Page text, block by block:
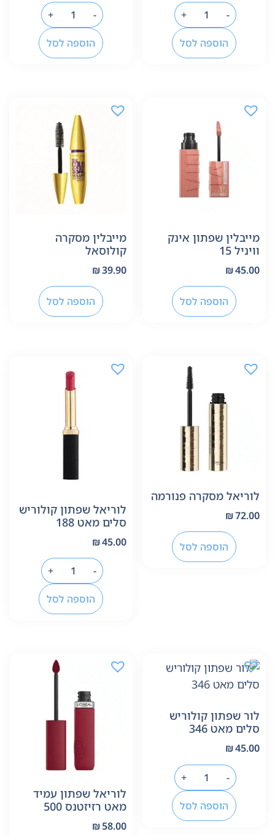
-
+
הוספה לסל
-
+
הוספה לסל
מייבלין שפתון אינק
וויניל 15
₪45.00
הוספה לסל
מייבלין מסקרה
קולוסאל
₪39.90
הוספה לסל
לוריאל מסקרה פנורמה
₪72.00
הוספה לסל
לוריאל שפתון קולוריש
סלים מאט 188
₪45.00
-
+
הוספה לסל
לור שפתון קולוריש
סלים מאט 346
₪45.00
-
+
הוספה לסל
לוריאל שפתון עמיד
מאט רזיזטנס 500
₪58.00